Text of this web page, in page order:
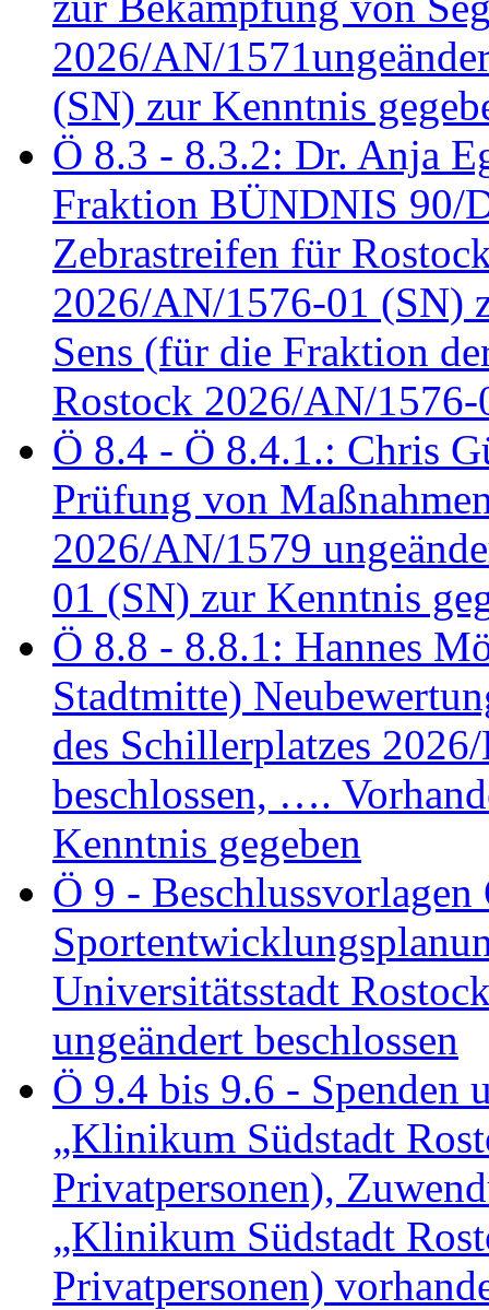
2026/AN/
(SN) zur Kenntnis
Ö 8.3 - 8.3.2: Dr. Anja
Fraktion BÜNDNIS 90/
Zebrastreifen für
2026/AN/1576-01 (SN)
Sens (für die Fraktion
Rostock 2026/AN/1576-
Ö 8.4 - Ö 8.4.1.: Chris
Prüfung von
2026/AN/1579
01 (SN) zur Kenntnis
Ö 8.8 - 8.8.1: Hannes
Stadtmitte)
des Schillerplatzes
beschlossen, ….
Kenntnis gegeben
Ö 9 - Beschlussvorlagen
Universitätsstadt
ungeändert beschlossen
Ö 9.4 bis 9.6 -
„Klinikum Südstadt
Privatpersonen),
„Klinikum Südstadt
Privatpersonen)